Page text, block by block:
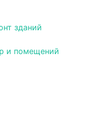
зданий
и помещений